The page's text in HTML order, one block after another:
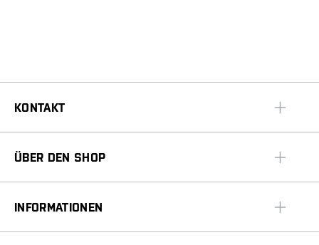
KONTAKT
ÜBER DEN SHOP
INFORMATIONEN